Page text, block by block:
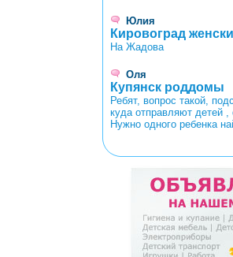
Юлия
Кировоград
На Жадова
Оля
Купянск роддомы
Ребят, вопрос такой,
куда отправляют детей ,
Нужно одного ребенка